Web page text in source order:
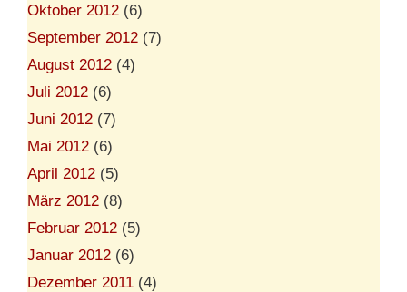
Oktober 2012 (6)
September 2012 (7)
August 2012 (4)
Juli 2012 (6)
Juni 2012 (7)
Mai 2012 (6)
April 2012 (5)
März 2012 (8)
Februar 2012 (5)
Januar 2012 (6)
Dezember 2011 (4)